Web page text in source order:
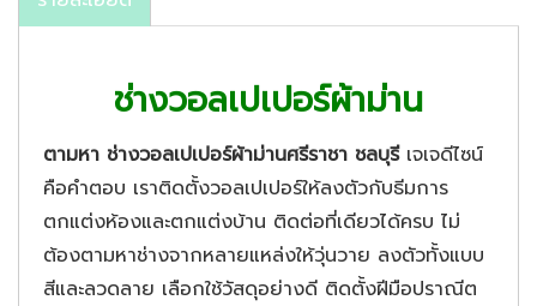
ช่างวอลเปเปอร์ผ้าม่าน
ตามหา ช่างวอลเปเปอร์ผ้าม่านศรีราชา ชลบุรี เจเจดีไซน์
คือคำตอบ เราติดตั้งวอลเปเปอร์ให้ลงตัวกับธีมการ
ตกแต่งห้องและตกแต่งบ้าน ติดต่อที่เดียวได้ครบ ไม่
ต้องตามหาช่างจากหลายแหล่งให้วุ่นวาย ลงตัวทั้งแบบ
สีและลวดลาย เลือกใช้วัสดุอย่างดี ติดตั้งฝีมือปราณีต